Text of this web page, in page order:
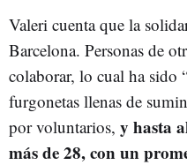
Valeri cuenta que la
Barcelona. Personas de
colaborar, lo cual ha sido
furgonetas llenas de
por voluntarios, y hasta
más de 28, con un